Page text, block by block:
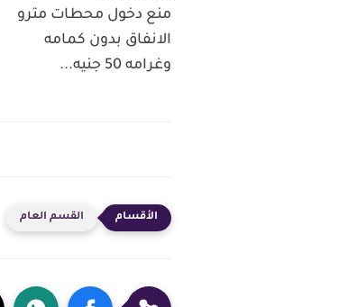
منع دخول محطات مترو
الانفاق بدون كمامه
وغرامه 50 جنيه...
القسم العام